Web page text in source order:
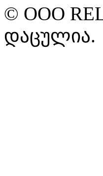
© ООО
დაცულია.